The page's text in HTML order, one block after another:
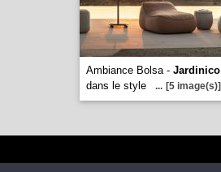
Ambiance Bolsa - Jardinico
dans le style
... [5 image(s)]